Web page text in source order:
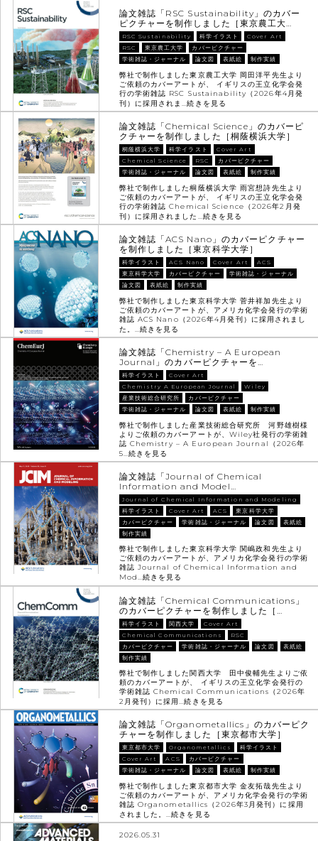
論文雑誌「RSC Sustainability」のカバー
ピクチャーを制作しました［東京農工大…
RSC Sustainability 科学イラスト
Cover Art
RSC
東京農工大学
カバーピクチャー
学術雑誌・ジャーナル
論文図 表紙絵 制作実績
弊社で制作しました東京農工大学 岡田洋平先生より
ご依頼のカバーアートが、 イギリスの王立化学会発
行の学術雑誌 RSC Sustainability（2026年4月発
刊）に採用されま…続きを見る
論文雑誌「Chemical Science」のカバーピ
クチャーを制作しました［桐蔭横浜大学］
桐蔭横浜大学 科学イラスト
Cover Art
Chemical Science
RSC
カバーピクチャー
学術雑誌・ジャーナル
論文図 表紙絵 制作実績
弊社で制作しました桐蔭横浜大学 雨宮想詩先生より
ご依頼のカバーアートが、 イギリスの王立化学会発
行の学術雑誌 Chemical Science（2026年2月発
刊）に採用されました… 続きを見る
論文雑誌「ACS Nano」のカバーピクチャー
を制作しました［東京科学大学］
科学イラスト ACS Nano Cover Art
ACS
東京科学大学
カバーピクチャー
学術雑誌・ジャーナル
論文図
表紙絵 制作実績
弊社で制作しました東京科学大学 菅井祥加先生より
ご依頼のカバーアートが、アメリカ化学会発行の学術
雑誌 ACS Nano（2026年4月発刊）に採用されまし
た。… 続きを見る
論文雑誌「Chemistry – A European
Journal」のカバーピクチャーを…
科学イラスト
Cover Art
Chemistry A European Journal
Wiley
産業技術総合研究所
カバーピクチャー
学術雑誌・ジャーナル
論文図 表紙絵 制作実績
弊社で制作しました産業技術総合研究所 河野雄樹様
よりご依頼のカバーアートが、Wiley社発行の学術雑
誌 Chemistry – A European Journal（2026年
5…続きを見る
論文雑誌「Journal of Chemical
Information and Model…
Journal of Chemical Information and Modeling
科学イラスト
Cover Art ACS
東京科学大学
カバーピクチャー
学術雑誌・ジャーナル 論文図
表紙絵
制作実績
弊社で制作しました東京科学大学 関嶋政和先生より
ご依頼のカバーアートが、アメリカ化学会発行の学術
雑誌 Journal of Chemical Information and
Mod…続きを見る
論文雑誌「Chemical Communications」
のカバーピクチャーを制作しました［…
科学イラスト 関西大学
Cover Art
Chemical Communications
RSC
カバーピクチャー
学術雑誌・ジャーナル 論文図
表紙絵
制作実績
弊社で制作しました関西大学 田中俊輔先生よりご依
頼のカバーアートが、 イギリスの王立化学会発行の
学術雑誌 Chemical Communications（2026年
2月発刊）に採用…続きを見る
論文雑誌「Organometallics」のカバーピク
チャーを制作しました［東京都市大学］
東京都市大学 Organometallics
科学イラスト
Cover Art
ACS
カバーピクチャー
学術雑誌・ジャーナル
論文図 表紙絵 制作実績
弊社で制作しました東京都市大学 金友拓哉先生より
ご依頼のカバーアートが、アメリカ化学会発行の学術
雑誌 Organometallics（2026年3月発刊）に採用
されました。…続きを見る
2026.05.31